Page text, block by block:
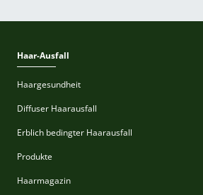
Haar-Ausfall
Haargesundheit
Diffuser Haarausfall
Erblich bedingter Haarausfall
Produkte
Haarmagazin